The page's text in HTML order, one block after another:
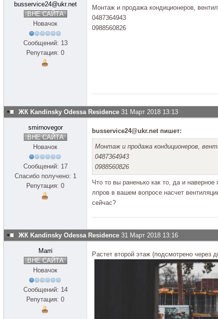
busservice24@ukr.net
ВНЕ САЙТА
Новачок
Сообщений: 13
Репутация: 0
Монтаж и продажа кондиционеров,
0487364943
0988560826
ЖК Kandinsky Odessa Residence 31 Март 2018 13:13
smirnovegor
ВНЕ САЙТА
Новачок
Сообщений: 17
Спасибо получено: 1
Репутация: 0
busservice24@ukr.net пишет:
Монтаж и продажа кондиционеров,
0487364943
0988560826
Что то вы раненько как то, да и
лпров в вашем вопросе насчет
сейчас?
ЖК Kandinsky Odessa Residence 31 Март 2018 13:16
Marri
ВНЕ САЙТА
Новачок
Сообщений: 14
Репутация: 0
Растет второй этаж (подсмотрено через